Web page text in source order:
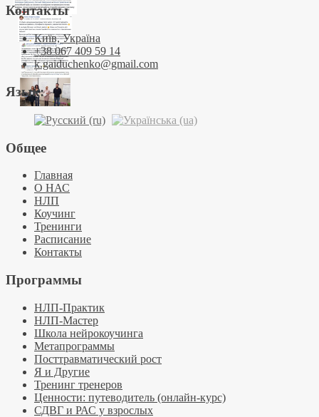
Контакты
Київ, Україна
+38 067 409 59 14
k.gaiduchenko@gmail.com
Язык:
Общее
Главная
О НАС
НЛП
Коучинг
Тренинги
Расписание
Контакты
Программы
НЛП-Практик
НЛП-Мастер
Школа нейрокоучинга
Метапрограммы
Посттравматический рост
Я и Другие
Тренинг тренеров
Ценности: путеводитель (онлайн-курс)
СДВГ и РАС у взрослых